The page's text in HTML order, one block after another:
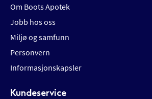
Om Boots Apotek
Jobb hos oss
Miljø og samfunn
Personvern
Informasjonskapsler
Kundeservice